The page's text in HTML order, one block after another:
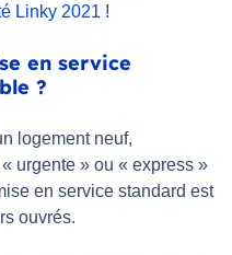
Linky 2021 !
en service
?
logement neuf,
urgente » ou « express »
en service standard est
ouvrés.